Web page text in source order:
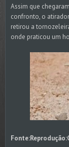
Assim que
confronto, o
retirou a
onde praticou um